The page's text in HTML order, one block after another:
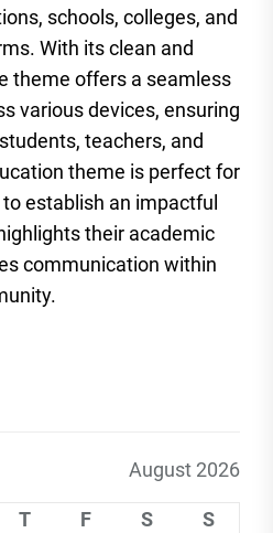
schools, colleges, and
With its clean and
theme offers a seamless
various devices, ensuring
teachers, and
theme is perfect for
establish an impactful
their academic
communication within
August 2026
T F S
S